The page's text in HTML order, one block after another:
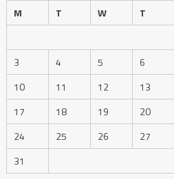
M
T W T
3
4 5 6
10
11 12 13
17
18 19 20
24
25 26 27
31